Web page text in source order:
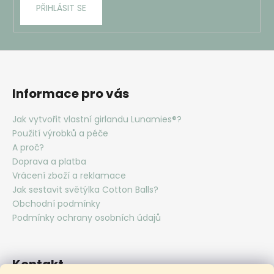
PŘIHLÁSIT SE
Informace pro vás
Jak vytvořit vlastní girlandu Lunamies®?
Použití výrobků a péče
A proč?
Doprava a platba
Vrácení zboží a reklamace
Jak sestavit světýlka Cotton Balls?
Obchodní podmínky
Podmínky ochrany osobních údajů
Kontakt